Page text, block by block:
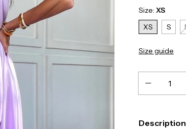
Size: XS
XS
S
Size guide
Description